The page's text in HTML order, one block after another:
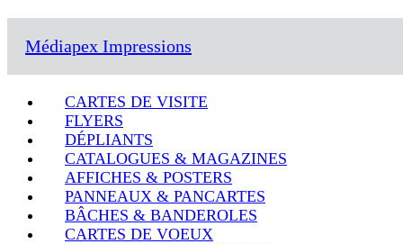
Médiapex Impressions
CARTES DE VISITE
FLYERS
DÉPLIANTS
CATALOGUES & MAGAZINES
AFFICHES & POSTERS
PANNEAUX & PANCARTES
BÂCHES & BANDEROLES
CARTES DE VOEUX